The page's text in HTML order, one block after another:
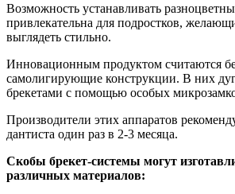
Возможность устанавливать
привлекательна для подростков,
выглядеть стильно.
Инновационным продуктом считаются
самолигирующие конструкции. В них
брекетами с помощью особых
Производители этих аппаратов
дантиста один раз в 2-3 месяца.
Скобы брекет-системы могут
различных материалов: